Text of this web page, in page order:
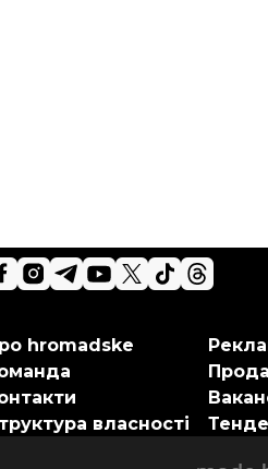
hromadske
власності